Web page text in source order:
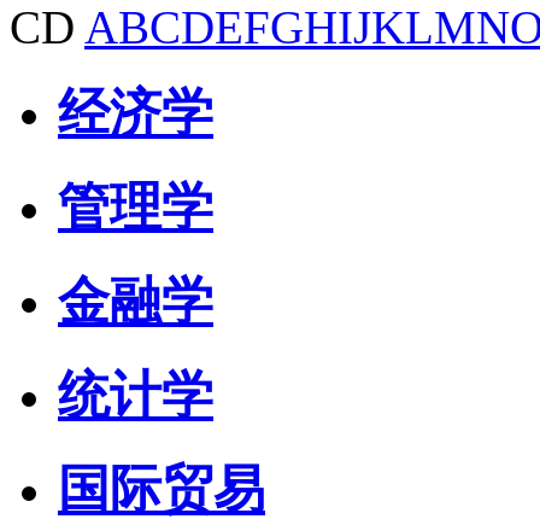
CD ABCDEFGHIJKLMN
经济学
管理学
金融学
统计学
国际贸易